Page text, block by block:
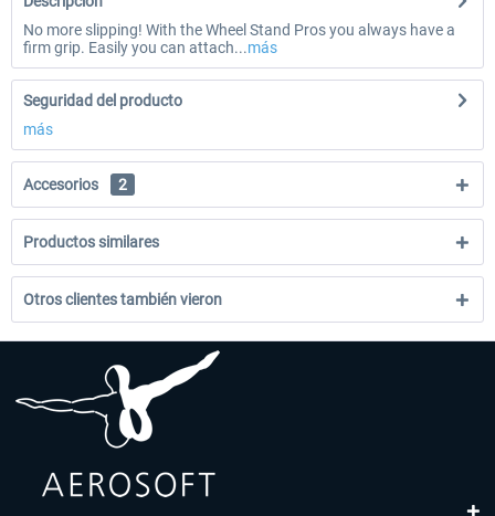
No more slipping! With the Wheel Stand Pros you always have a
firm grip. Easily you can attach...más
Seguridad del producto
más
Accesorios 2
Productos similares
Otros clientes también vieron